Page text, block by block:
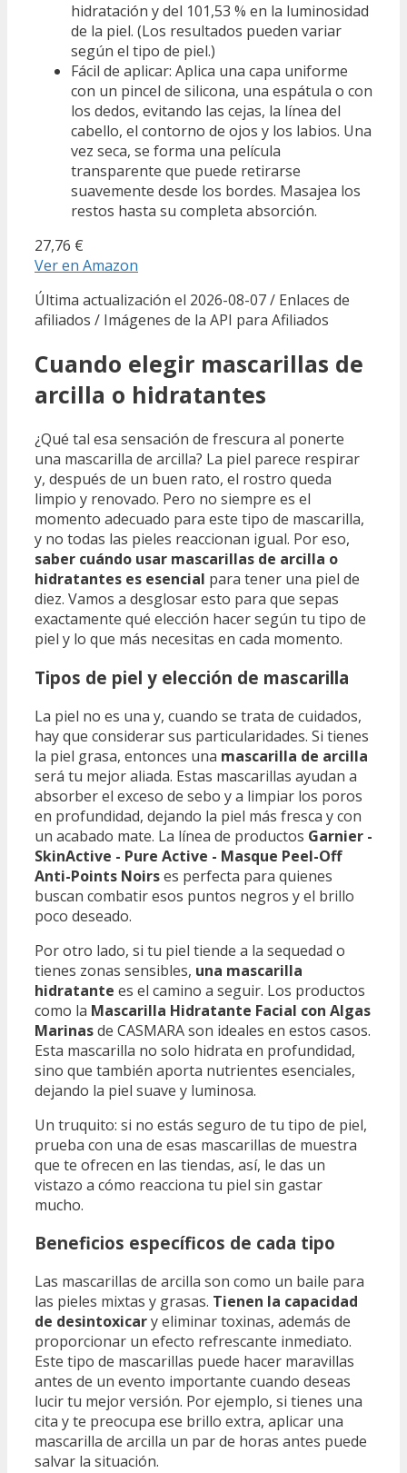
hidratación y del 101,53 % en la luminosidad
de la piel. (Los resultados pueden variar
según el tipo de piel.)
Fácil de aplicar: Aplica una capa uniforme
con un pincel de silicona, una espátula o con
los dedos, evitando las cejas, la línea del
cabello, el contorno de ojos y los labios. Una
vez seca, se forma una película
transparente que puede retirarse
suavemente desde los bordes. Masajea los
restos hasta su completa absorción.
27,76 €
Ver en Amazon
Última actualización el 2026-08-07 / Enlaces de
afiliados / Imágenes de la API para Afiliados
Cuando elegir mascarillas de
arcilla o hidratantes
¿Qué tal esa sensación de frescura al ponerte
una mascarilla de arcilla? La piel parece respirar
y, después de un buen rato, el rostro queda
limpio y renovado. Pero no siempre es el
momento adecuado para este tipo de mascarilla,
y no todas las pieles reaccionan igual. Por eso,
saber cuándo usar mascarillas de arcilla o
hidratantes es esencial para tener una piel de
diez. Vamos a desglosar esto para que sepas
exactamente qué elección hacer según tu tipo de
piel y lo que más necesitas en cada momento.
Tipos de piel y elección de mascarilla
La piel no es una y, cuando se trata de cuidados,
hay que considerar sus particularidades. Si tienes
la piel grasa, entonces una mascarilla de arcilla
será tu mejor aliada. Estas mascarillas ayudan a
absorber el exceso de sebo y a limpiar los poros
en profundidad, dejando la piel más fresca y con
un acabado mate. La línea de productos Garnier -
SkinActive - Pure Active - Masque Peel-Off
Anti-Points Noirses perfecta para quienes
buscan combatir esos puntos negros y el brillo
poco deseado.
Por otro lado, si tu piel tiende a la sequedad o
tienes zonas sensibles, una mascarilla
hidratante es el camino a seguir. Los productos
como la Mascarilla Hidratante Facial con Algas
Marinasde CASMARA son ideales en estos casos.
Esta mascarilla no solo hidrata en profundidad,
sino que también aporta nutrientes esenciales,
dejando la piel suave y luminosa.
Un truquito: si no estás seguro de tu tipo de piel,
prueba con una de esas mascarillas de muestra
que te ofrecen en las tiendas, así, le das un
vistazo a cómo reacciona tu piel sin gastar
mucho.
Beneficios específicos de cada tipo
Las mascarillas de arcilla son como un baile para
las pieles mixtas y grasas. Tienen la capacidad
de desintoxicary eliminar toxinas, además de
proporcionar un efecto refrescante inmediato.
Este tipo de mascarillas puede hacer maravillas
antes de un evento importante cuando deseas
lucir tu mejor versión. Por ejemplo, si tienes una
cita y te preocupa ese brillo extra, aplicar una
mascarilla de arcilla un par de horas antes puede
salvar la situación.